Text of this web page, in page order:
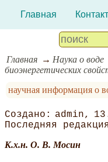
Главная
Главная Наука о воде
биоэнергетических
научная информация о
admin
К.х.н. О. В. Мосин